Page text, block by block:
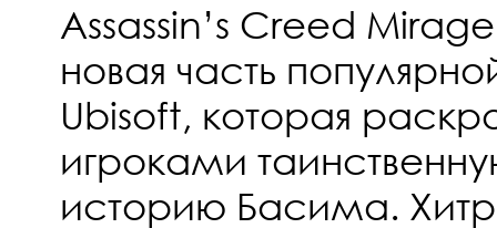
Assassin’s Creed
новая часть
Ubisoft, которая
игроками
историю Басима.